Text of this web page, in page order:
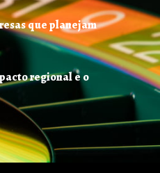
que planejam
regional e o